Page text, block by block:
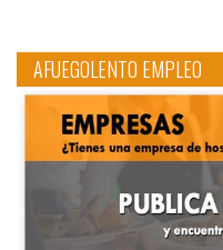
AFUEGOLENTO EMPLEO